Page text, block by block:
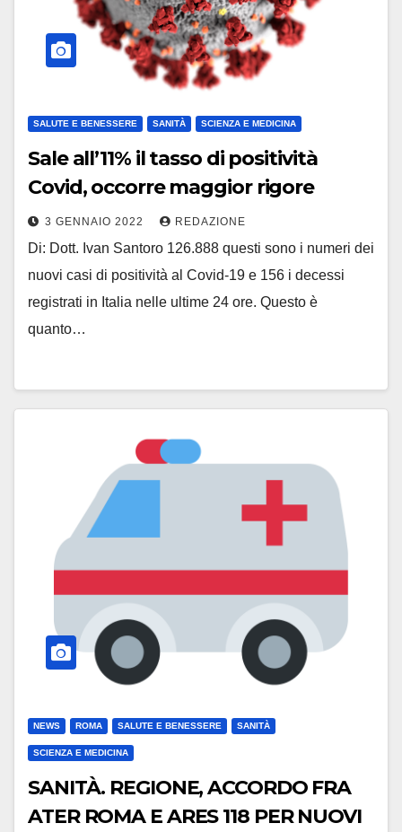
SALUTE E BENESSERE SANITÀ SCIENZA E MEDICINA
Sale all’11% il tasso di positività
Covid, occorre maggior rigore
3 GENNAIO 2022 REDAZIONE
Di: Dott. Ivan Santoro 126.888 questi sono i numeri dei
nuovi casi di positività al Covid-19 e 156 i decessi
registrati in Italia nelle ultime 24 ore. Questo è
quanto…
NEWS ROMA SALUTE E BENESSERE SANITÀ
SCIENZA E MEDICINA
SANITÀ. REGIONE, ACCORDO FRA
ATER ROMA E ARES 118 PER NUOVI